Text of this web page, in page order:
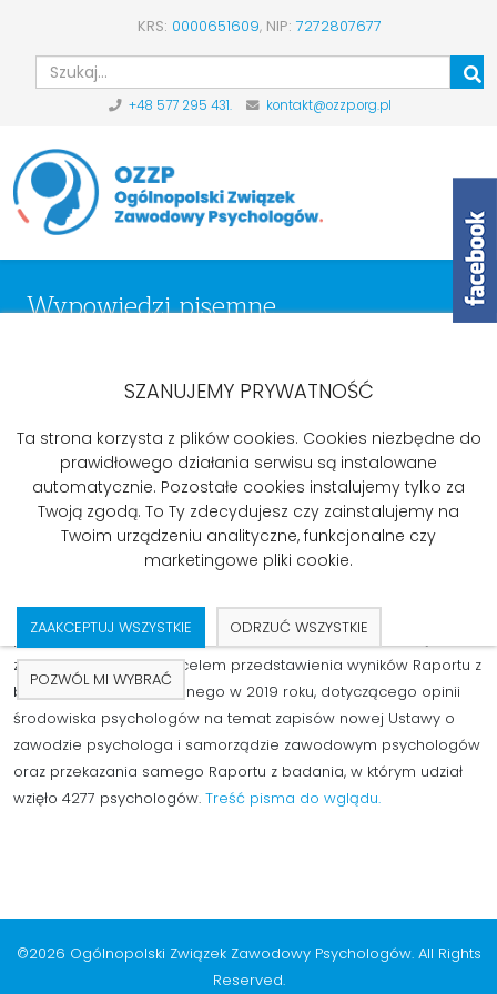
KRS: 0000651609, NIP: 7272807677
+48 577 295 431. kontakt@ozzp.org.pl
Wypowiedzi pisemne
Ministerstwie Rodziny, Pracy i Polityki Społecznej
List do Pana Stanisława Szweda
Sekretarza Stanu w Ministerstwie
Rodziny, Pracy i Polityki Społecznej
ZK OZZP kieruje prośbę o spotkanie z członkami zespołu
pracującego aktualnie w Ministerstwie nad nową ustawą o
zawodzie psychologa, celem przedstawienia wyników Raportu z
badania przeprowadzonego w 2019 roku, dotyczącego opinii
środowiska psychologów na temat zapisów nowej Ustawy o
zawodzie psychologa i samorządzie zawodowym psychologów
oraz przekazania samego Raportu z badania, w którym udział
wzięło 4277 psychologów. Treść pisma do wglądu.
©2026 Ogólnopolski Związek Zawodowy Psychologów. All Rights
Reserved.
SZANUJEMY PRYWATNOŚĆ
Ta strona korzysta z plików cookies. Cookies niezbędne do
prawidłowego działania serwisu są instalowane
automatycznie. Pozostałe cookies instalujemy tylko za
Twoją zgodą. To Ty zdecydujesz czy zainstalujemy na
Twoim urządzeniu analityczne, funkcjonalne czy
marketingowe pliki cookie.
ZAAKCEPTUJ WSZYSTKIE ODRZUĆ WSZYSTKIE
POZWÓL MI WYBRAĆ